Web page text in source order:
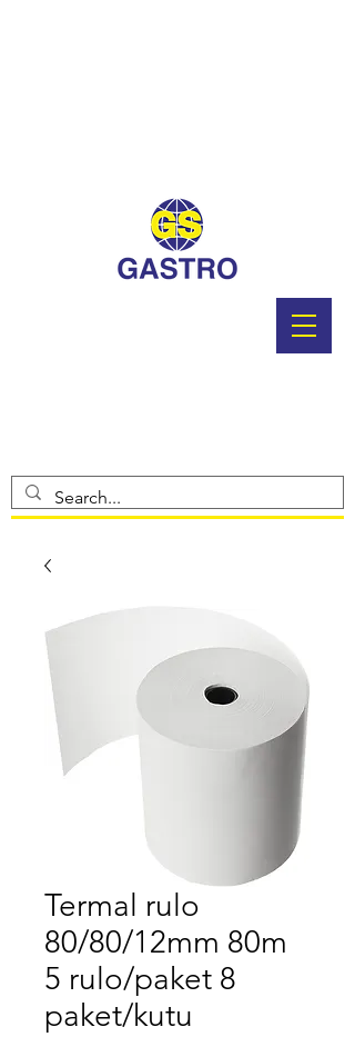
Termal rulo
80/80/12mm 80m
5 rulo/paket 8
paket/kutu